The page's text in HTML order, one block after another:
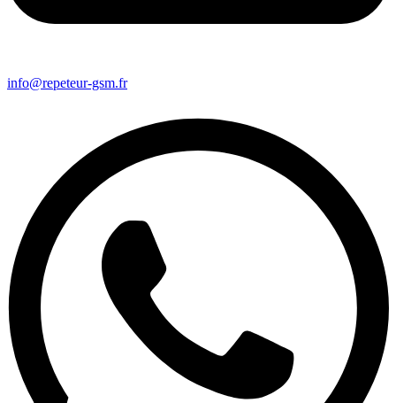
info@repeteur-gsm.fr